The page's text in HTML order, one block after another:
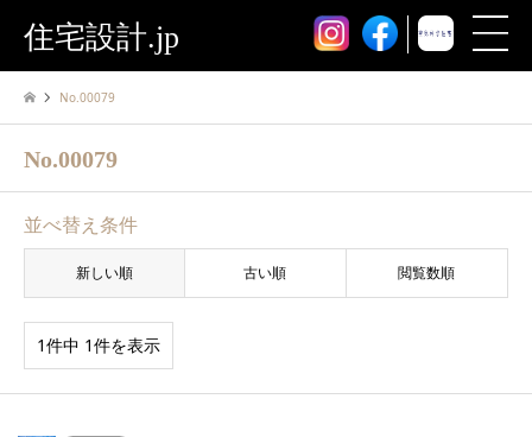
住宅設計.jp
No.00079
No.00079
並べ替え条件
新しい順 古い順 閲覧数順
1件中 1件を表示